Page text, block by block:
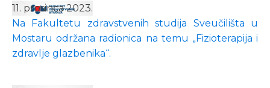
11. prosinca 2023.
Na Fakultetu zdravstvenih studija Sveučilišta u
Mostaru održana radionica na temu „Fizioterapija i
zdravlje glazbenika“.